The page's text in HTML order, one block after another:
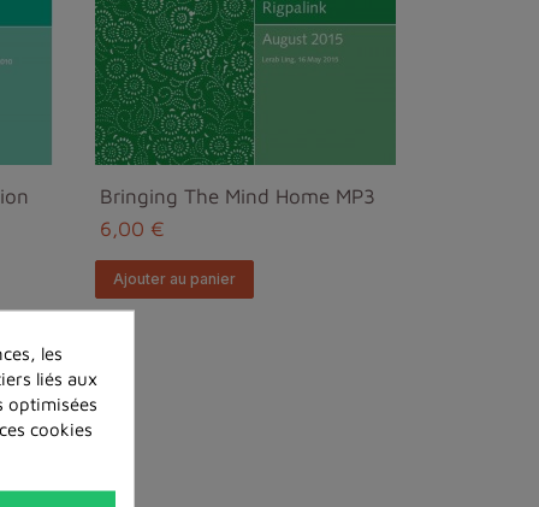
Bringing The Mind Home MP3
6,00 €
Ajouter au panier
les
liés aux
optimisées
cookies